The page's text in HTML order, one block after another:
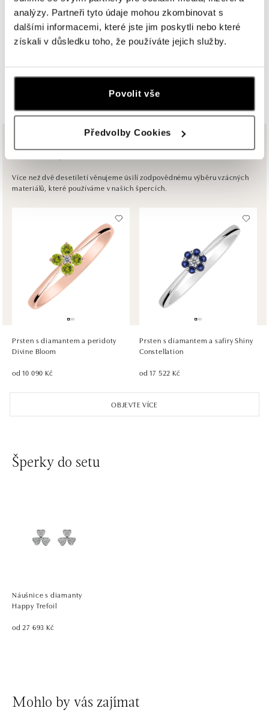
analýzy. Partneři tyto údaje mohou zkombinovat s
dalšími informacemi, které jste jim poskytli nebo které
získali v důsledku toho, že používáte jejich služby.
Povolit vše
Předvolby Cookies
ALOve Westfield, Praha 4 - Chodov
Roztylská 2321/19, 148 00 Praha 4 - Chodov
tel.: +420730524389
ALOve OC Aupark, Bratislava
tel.: +421917090556
dnes otevřeno do 21:00
ALOve OC Eurovea, Bratislava
Pribinova 8, 811 09 Bratislava
tel.: +421917090467
HALADA OC Avion, Bratislava
Ivanská cesta 16, 821 04 Bratislava
tel.: +421 917 090 372
dnes otevřeno do 21:00
HALADA OC Eurovea, Bratislava
Pribinova 8, 811 09 Bratislava
dnes otevřeno do 21:00
Ze stejné kolekce
Více než dvě desetiletí věnujeme úsilí zodpovědnému výběru vzácných
materiálů, které používáme v našich špercích.
OBJEVTE VÍCE
Prsten s diamantem a peridoty
Divine Bloom
od 10 090 Kč
Prsten s diamantem a safíry Shiny
Constellation
od 17 522 Kč
Šperky do setu
Náušnice s diamanty
Happy Trefoil
od 27 693 Kč
Mohlo by vás zajímat